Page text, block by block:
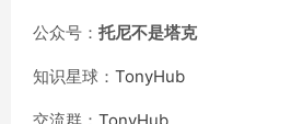
公众号： 托尼不是塔克
知识星球： TonyHub
交流群： TonyHub